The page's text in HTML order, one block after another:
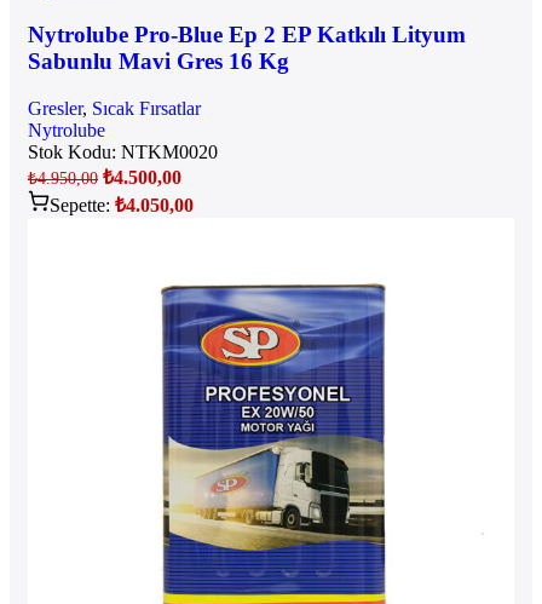
Nytrolube Pro-Blue Ep 2 EP Katkılı Lityum
Sabunlu Mavi Gres 16 Kg
Gresler, Sıcak Fırsatlar
Nytrolube
Stok Kodu: NTKM0020
₺4.950,00 ₺4.500,00
Sepette: ₺4.050,00